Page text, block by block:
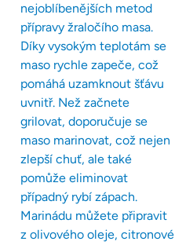
nejoblíbenějších metod
přípravy žraločího masa.
Díky vysokým teplotám se
maso rychle zapeče, což
pomáhá uzamknout šťávu
uvnitř. Než začnete
grilovat, doporučuje se
maso marinovat, což nejen
zlepší chuť, ale také
pomůže eliminovat
případný rybí zápach.
Marinádu můžete připravit
z olivového oleje, citronové